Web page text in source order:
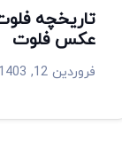
عکس فلوت
فروردین 12, 1403